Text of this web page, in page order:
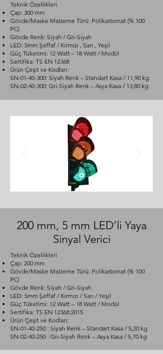
Teknik Özellikleri
Çap: 300 mm
Gövde/Maske Malzeme Türü: Polikarbonat (% 100
PC)
Gövde Renk: Siyah / Gri-Siyah
LED: 5mm Şeffaf / Kırmızı , Sarı , Yeşil
Güç Tüketimi: 12 Watt – 18 Watt / Modül
Sertifika: TS EN 12368
Ürün Çeşit ve Kodları:
SN-01-40-300: Siyah Renk – Standart Kasa / 11,90 kg
SN-02-40-300: Gri-Siyah Renk – Asya Kasa / 13,80 kg
200 mm, 5 mm LED’li Yaya
Sinyal Verici
Teknik Özellikleri
Çap: 200 mm
Gövde/Maske Malzeme Türü: Polikarbonat (% 100
PC)
Gövde Renk: Siyah / Gri-Siyah
LED: 5mm Şeffaf / Kırmızı / Sarı / Yeşil
Güç Tüketimi: 12 Watt – 18 Watt / Modül
Sertifika: TS EN 12368:2015
Ürün Çeşit ve Kodları:
SN-01-40-250 : Siyah Renk – Standart Kasa / 5,20 kg
SN-02-40-250 : Gri-Siyah Renk – Asya Kasa / 5,70 kg